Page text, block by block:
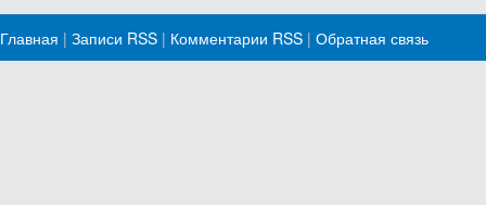
Главная | Записи RSS | Комментарии RSS | Обратная связь